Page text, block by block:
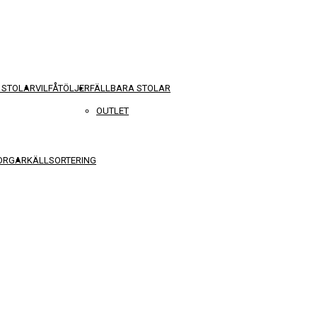
VILFÅTÖLJERFÄLLBARA STOLAR
KÄLLSORTERING
OUTLET